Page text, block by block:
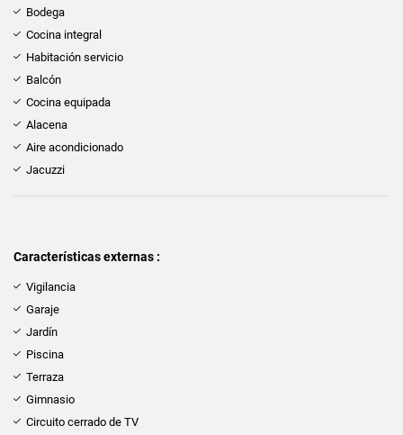
Bodega
Cocina integral
Habitación servicio
Balcón
Cocina equipada
Alacena
Aire acondicionado
Jacuzzi
Características externas :
Vigilancia
Garaje
Jardín
Piscina
Terraza
Gimnasio
Circuito cerrado de TV